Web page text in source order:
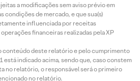
a modificações sem aviso prévio em
condições de mercado, e que sua(s)
influenciada por receitas
financeiras realizadas pela XP
conteúdo deste relatório e pelo cumprimento
está indicado acima, sendo que, caso constem
no relatório, o responsável será o primeiro
no relatório.